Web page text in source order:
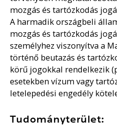
mozgás és tartózkodás
A harmadik országbeli
mozgás és tartózkodás
személyhez viszonyítva a
történő beutazás és
körű jogokkal rendelkezik
esetekben vízum vagy
letelepedési engedély
Tudományterület: